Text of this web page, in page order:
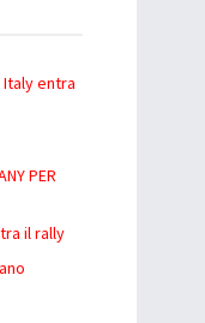
Italy entra
PER
il rally